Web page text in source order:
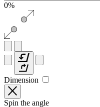
0%
Dimension
Spin the angle